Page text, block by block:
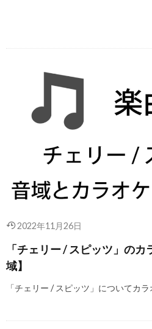
2022年11月26日
「チェリー / スピッツ」の
域】
「チェリー / スピッツ」についてカラ